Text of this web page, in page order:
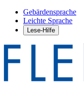
Gebärdensprache
Leichte Sprache
Lese-Hilfe